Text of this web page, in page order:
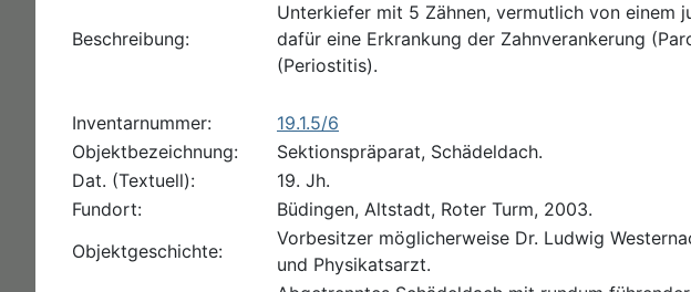
Beschreibung:
Unterkiefer mit 5 Zähnen, vermutlich von einem
dafür eine Erkrankung der Zahnverankerung
(Periostitis).
Inventarnummer:
19.1.5/6
Objektbezeichnung:
Sektionspräparat, Schädeldach.
Dat. (Textuell):
19. Jh.
Fundort:
Büdingen, Altstadt, Roter Turm, 2003.
Objektgeschichte:
Vorbesitzer möglicherweise Dr. Ludwig
und Physikatsarzt.